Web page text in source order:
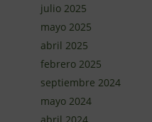
julio 2025
mayo 2025
abril 2025
febrero 2025
septiembre 2024
mayo 2024